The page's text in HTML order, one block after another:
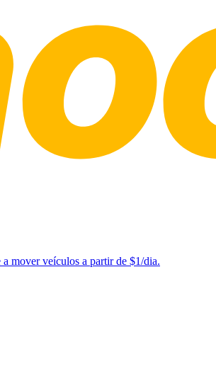
mover veículos a partir de $1/dia.